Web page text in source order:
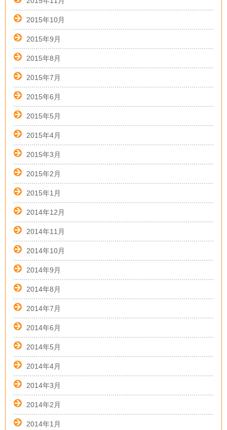
2015年10月
2015年9月
2015年8月
2015年7月
2015年6月
2015年5月
2015年4月
2015年3月
2015年2月
2015年1月
2014年12月
2014年11月
2014年10月
2014年9月
2014年8月
2014年7月
2014年6月
2014年5月
2014年4月
2014年3月
2014年2月
2014年1月